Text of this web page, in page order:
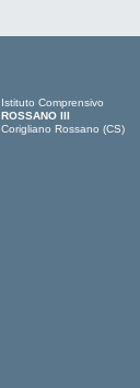
Istituto Comprensivo
ROSSANO III
Corigliano Rossano (CS)